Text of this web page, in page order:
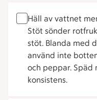
Häll av vattnet
Stöt sönder
stöt. Blanda med
använd inte
och peppar. Späd
konsistens.